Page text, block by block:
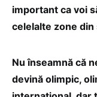
important ca voi
celelalte zone din
Nu înseamnă că
devină olimpic,